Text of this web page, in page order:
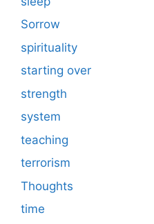
Sorrow
spirituality
starting over
strength
system
teaching
terrorism
Thoughts
time